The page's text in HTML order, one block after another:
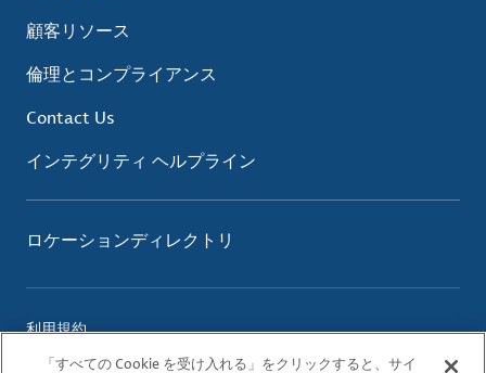
顧客リソース
倫理とコンプライアンス
Contact Us
インテグリティ ヘルプライン
ロケーションディレクトリ
利用規約
プライバシーポリシー
「すべての Cookie を受け入れる」をクリックすると、サイ